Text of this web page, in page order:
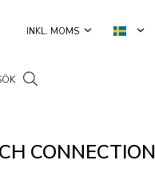
CONNECTION